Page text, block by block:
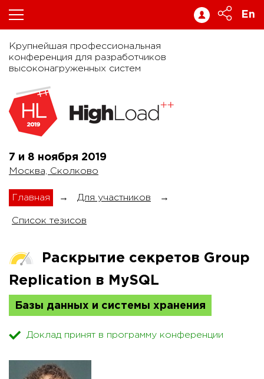
En
Крупнейшая профессиональная
конференция для разработчиков
высоконагруженных систем
7 и 8 ноября 2019
Москва, Сколково
Главная → Для участников →
Список тезисов
Раскрытие секретов Group
Replication в MySQL
Базы данных и системы хранения
Доклад принят в программу конференции